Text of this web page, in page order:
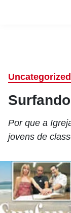
Uncategorized
Por que a
jovens de